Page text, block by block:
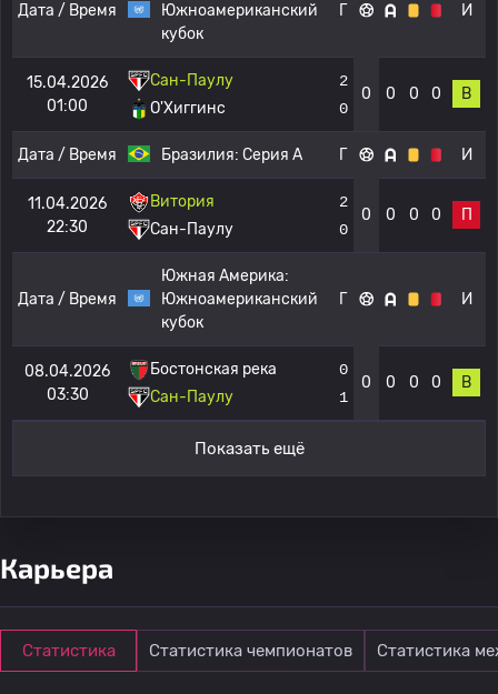
Дата / Время
Южноамериканский
кубок
Г И
15.04.2026
01:00
Сан-Паулу
О'Хиггинс
2
0
0 0 0 0 В
Дата / Время Бразилия: Серия А Г И
11.04.2026
22:30
Витория
Сан-Паулу
2
0
0 0 0 0 П
Дата / Время
Южная Америка:
Южноамериканский
кубок
Г И
08.04.2026
03:30
Бостонская река
Сан-Паулу
0
1
0 0 0 0 В
Показать ещё
Карьера
Статистика Статистика чемпионатов Статистика